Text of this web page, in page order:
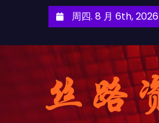
周四. 8 月 6th, 2026